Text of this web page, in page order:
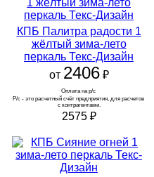
Версия для ПК
КПБ Палитра радости 1
жёлтый зима-лето
перкаль Текс-Дизайн
от 2406₽
Оплата на р/с
Р/с - это расчетный счёт предприятия, для расчетов
с контрагентами.
2575₽